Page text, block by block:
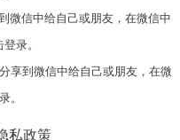
微信中给自己或朋友，在微信中
录。
享到微信中给自己或朋友，在微
。
私政策